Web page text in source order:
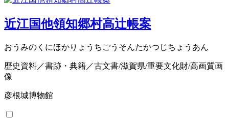
近江国他領知郷村高辻帳案
おうみのくにほかりょうちごうそんたかつじちょうあん
歴史資料／書跡・典籍／古文書/滋賀県/重要文化財/高画質画
像
彦根城博物館